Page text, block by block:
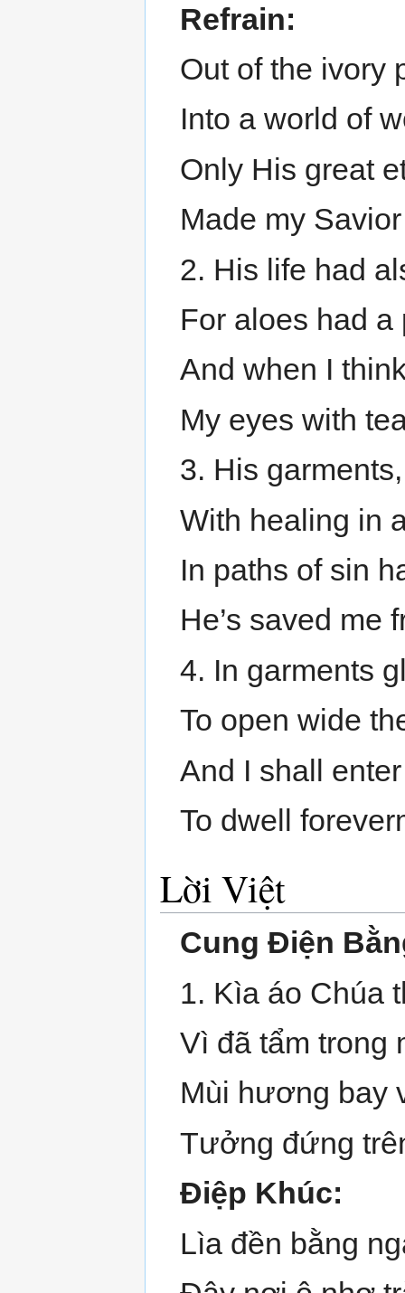
Refrain:
Out of the ivory
Into a world of
Only His great
Made my
2. His life had
For aloes had a
And when I
My eyes with
3. His
With healing in
In paths of sin
He’s saved me
4. In garments
To open wide
And I shall
To dwell
Lời Việt
Cung Điện
1. Kìa áo Chúa
Vì đã tẩm trong
Mùi hương bay
Tưởng đứng
Điệp Khúc:
Lìa đền bằng